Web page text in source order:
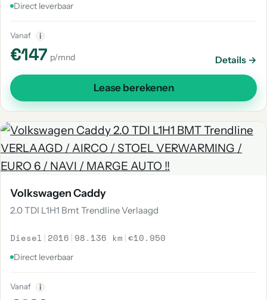
Direct leverbaar
Vanaf i
€147 p/mnd Details →
Lease berekenen
Volkswagen Caddy
2.0 TDI L1H1 Bmt Trendline Verlaagd
Diesel | 2016 | 98.136 km |€10.950
Direct leverbaar
Vanaf i